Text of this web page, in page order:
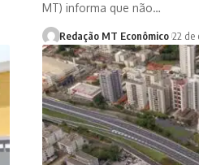
MT) informa que não…
Redação MT Econômico 22 de